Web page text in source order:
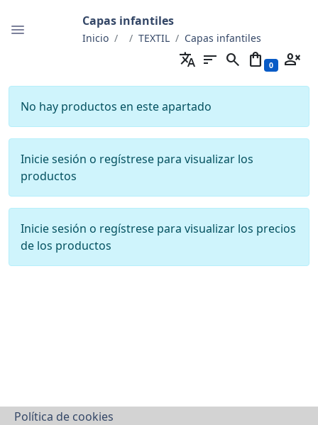
Capas infantiles
Inicio TEXTIL Capas infantiles
translate sort search shopping_bag 0 person_cancel
No hay productos en este apartado
Inicie sesión o regístrese para visualizar los
productos
Inicie sesión o regístrese para visualizar los precios
de los productos
Política de cookies